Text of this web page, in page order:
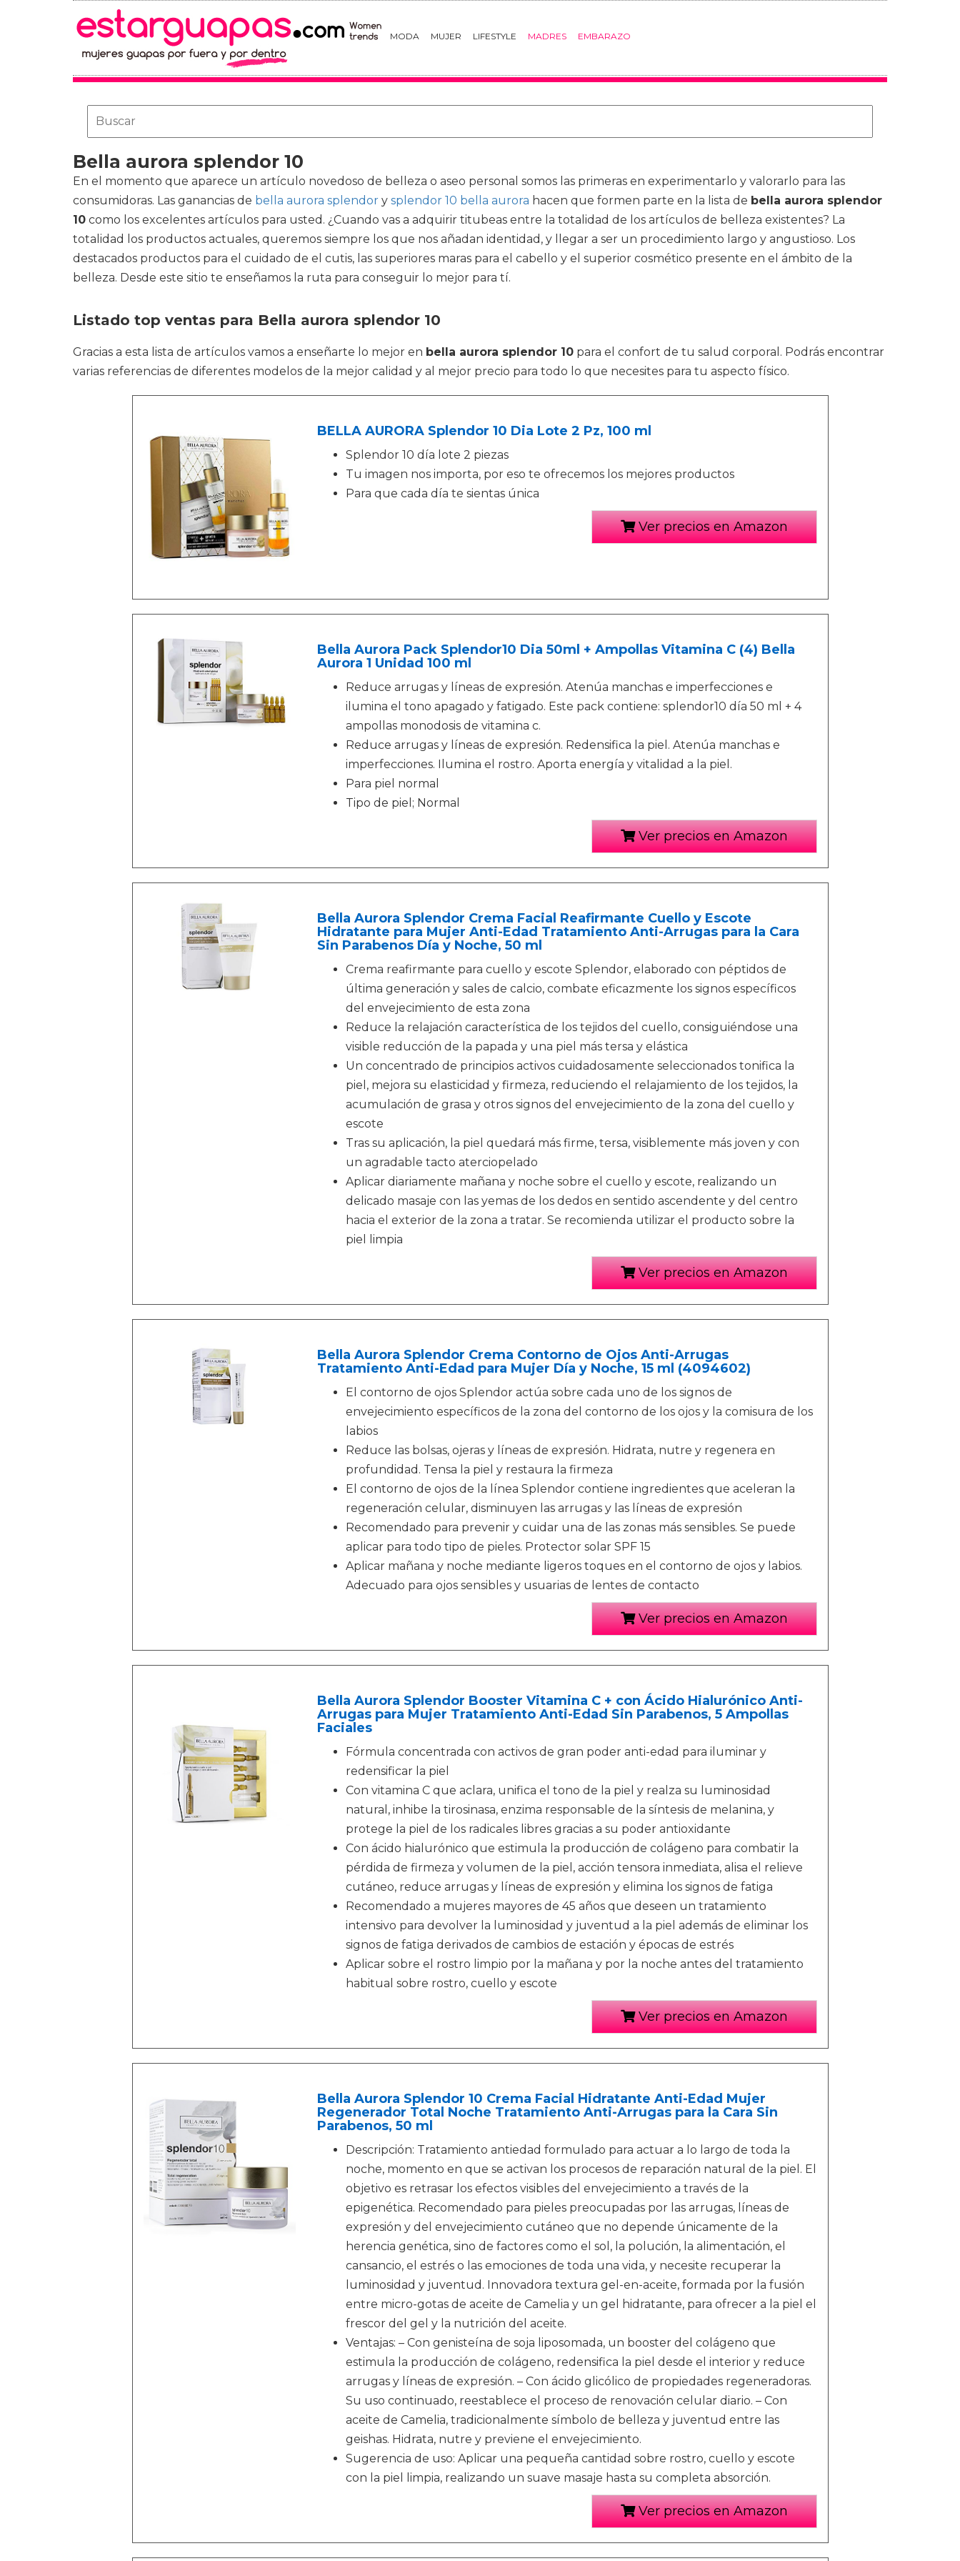
MODA MUJER LIFESTYLE MADRES EMBARAZO
Bella aurora splendor 10
En el momento que aparece un artículo novedoso de belleza o aseo personal somos las primeras en experimentarlo y valorarlo para las
consumidoras. Las ganancias de bella aurora splendor y splendor 10 bella aurora hacen que formen parte en la lista de bella aurora splendor
10 como los excelentes artículos para usted. ¿Cuando vas a adquirir titubeas entre la totalidad de los artículos de belleza existentes? La
totalidad los productos actuales, queremos siempre los que nos añadan identidad, y llegar a ser un procedimiento largo y angustioso. Los
destacados productos para el cuidado de el cutis, las superiores maras para el cabello y el superior cosmético presente en el ámbito de la
belleza. Desde este sitio te enseñamos la ruta para conseguir lo mejor para tí.
Listado top ventas para Bella aurora splendor 10
Gracias a esta lista de artículos vamos a enseñarte lo mejor en bella aurora splendor 10 para el confort de tu salud corporal. Podrás encontrar
varias referencias de diferentes modelos de la mejor calidad y al mejor precio para todo lo que necesites para tu aspecto físico.
BELLA AURORA Splendor 10 Dia Lote 2 Pz, 100 ml
Splendor 10 día lote 2 piezas
Tu imagen nos importa, por eso te ofrecemos los mejores productos
Para que cada día te sientas única
Ver precios en Amazon
Bella Aurora Pack Splendor10 Dia 50ml + Ampollas Vitamina C (4) Bella
Aurora 1 Unidad 100 ml
Reduce arrugas y líneas de expresión. Atenúa manchas e imperfecciones e
ilumina el tono apagado y fatigado. Este pack contiene: splendor10 día 50 ml + 4
ampollas monodosis de vitamina c.
Reduce arrugas y líneas de expresión. Redensifica la piel. Atenúa manchas e
imperfecciones. Ilumina el rostro. Aporta energía y vitalidad a la piel.
Para piel normal
Tipo de piel; Normal
Ver precios en Amazon
Bella Aurora Splendor Crema Facial Reafirmante Cuello y Escote
Hidratante para Mujer Anti-Edad Tratamiento Anti-Arrugas para la Cara
Sin Parabenos Día y Noche, 50 ml
Crema reafirmante para cuello y escote Splendor, elaborado con péptidos de
última generación y sales de calcio, combate eficazmente los signos específicos
del envejecimiento de esta zona
Reduce la relajación característica de los tejidos del cuello, consiguiéndose una
visible reducción de la papada y una piel más tersa y elástica
Un concentrado de principios activos cuidadosamente seleccionados tonifica la
piel, mejora su elasticidad y firmeza, reduciendo el relajamiento de los tejidos, la
acumulación de grasa y otros signos del envejecimiento de la zona del cuello y
escote
Tras su aplicación, la piel quedará más firme, tersa, visiblemente más joven y con
un agradable tacto aterciopelado
Aplicar diariamente mañana y noche sobre el cuello y escote, realizando un
delicado masaje con las yemas de los dedos en sentido ascendente y del centro
hacia el exterior de la zona a tratar. Se recomienda utilizar el producto sobre la
piel limpia
Ver precios en Amazon
Bella Aurora Splendor Crema Contorno de Ojos Anti-Arrugas
Tratamiento Anti-Edad para Mujer Día y Noche, 15 ml (4094602)
El contorno de ojos Splendor actúa sobre cada uno de los signos de
envejecimiento específicos de la zona del contorno de los ojos y la comisura de los
labios
Reduce las bolsas, ojeras y líneas de expresión. Hidrata, nutre y regenera en
profundidad. Tensa la piel y restaura la firmeza
El contorno de ojos de la línea Splendor contiene ingredientes que aceleran la
regeneración celular, disminuyen las arrugas y las líneas de expresión
Recomendado para prevenir y cuidar una de las zonas más sensibles. Se puede
aplicar para todo tipo de pieles. Protector solar SPF 15
Aplicar mañana y noche mediante ligeros toques en el contorno de ojos y labios.
Adecuado para ojos sensibles y usuarias de lentes de contacto
Ver precios en Amazon
Bella Aurora Splendor Booster Vitamina C + con Ácido Hialurónico Anti-
Arrugas para Mujer Tratamiento Anti-Edad Sin Parabenos, 5 Ampollas
Faciales
Fórmula concentrada con activos de gran poder anti-edad para iluminar y
redensificar la piel
Con vitamina C que aclara, unifica el tono de la piel y realza su luminosidad
natural, inhibe la tirosinasa, enzima responsable de la síntesis de melanina, y
protege la piel de los radicales libres gracias a su poder antioxidante
Con ácido hialurónico que estimula la producción de colágeno para combatir la
pérdida de firmeza y volumen de la piel, acción tensora inmediata, alisa el relieve
cutáneo, reduce arrugas y líneas de expresión y elimina los signos de fatiga
Recomendado a mujeres mayores de 45 años que deseen un tratamiento
intensivo para devolver la luminosidad y juventud a la piel además de eliminar los
signos de fatiga derivados de cambios de estación y épocas de estrés
Aplicar sobre el rostro limpio por la mañana y por la noche antes del tratamiento
habitual sobre rostro, cuello y escote
Ver precios en Amazon
Bella Aurora Splendor 10 Crema Facial Hidratante Anti-Edad Mujer
Regenerador Total Noche Tratamiento Anti-Arrugas para la Cara Sin
Parabenos, 50 ml
Descripción: Tratamiento antiedad formulado para actuar a lo largo de toda la
noche, momento en que se activan los procesos de reparación natural de la piel. El
objetivo es retrasar los efectos visibles del envejecimiento a través de la
epigenética. Recomendado para pieles preocupadas por las arrugas, líneas de
expresión y del envejecimiento cutáneo que no depende únicamente de la
herencia genética, sino de factores como el sol, la polución, la alimentación, el
cansancio, el estrés o las emociones de toda una vida, y necesite recuperar la
luminosidad y juventud. Innovadora textura gel-en-aceite, formada por la fusión
entre micro-gotas de aceite de Camelia y un gel hidratante, para ofrecer a la piel el
frescor del gel y la nutrición del aceite.
Ventajas: – Con genisteína de soja liposomada, un booster del colágeno que
estimula la producción de colágeno, redensifica la piel desde el interior y reduce
arrugas y líneas de expresión. – Con ácido glicólico de propiedades regeneradoras.
Su uso continuado, reestablece el proceso de renovación celular diario. – Con
aceite de Camelia, tradicionalmente símbolo de belleza y juventud entre las
geishas. Hidrata, nutre y previene el envejecimiento.
Sugerencia de uso: Aplicar una pequeña cantidad sobre rostro, cuello y escote
con la piel limpia, realizando un suave masaje hasta su completa absorción.
Ver precios en Amazon